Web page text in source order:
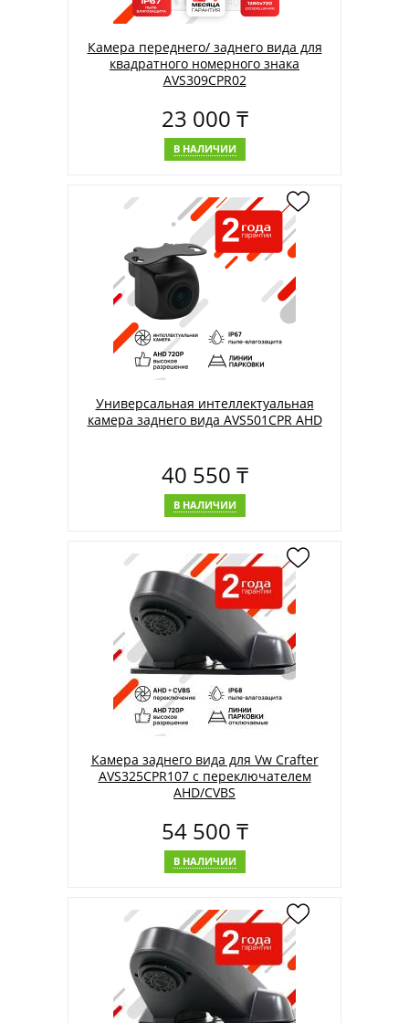
Камера переднего/ заднего вида для
квадратного номерного знака
AVS309CPR02
23 000 ₸
В НАЛИЧИИ
Универсальная интеллектуальная
камера заднего вида AVS501CPR AHD
40 550 ₸
В НАЛИЧИИ
Камера заднего вида для Vw Crafter
AVS325CPR107 с переключателем
AHD/CVBS
54 500 ₸
В НАЛИЧИИ